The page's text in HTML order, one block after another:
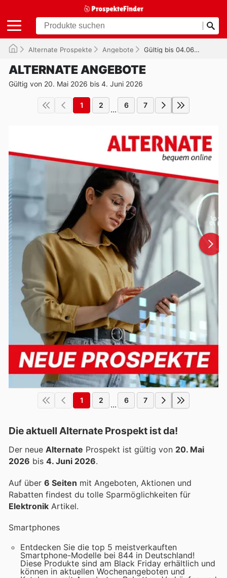
Alternate Prospekte Angebote Gültig bis 04.06.2026
ALTERNATE ANGEBOTE
Gültig von 20. Mai 2026 bis 4. Juni 2026
1 2 ... 6 7
1 2 ... 6 7
Die aktuell Alternate Prospekt ist da!
Der neue Alternate Prospekt ist gültig von 20. Mai
2026 bis 4. Juni 2026.
Auf über 6 Seiten mit Angeboten, Aktionen und
Rabatten findest du tolle Sparmöglichkeiten für
Elektronik Artikel.
Smartphones
Entdecken Sie die top 5 meistverkauften
Smartphone-Modelle bei 844 in Deutschland!
Diese Produkte sind am Black Friday erhältlich und
können in aktuellen Wochenangeboten und